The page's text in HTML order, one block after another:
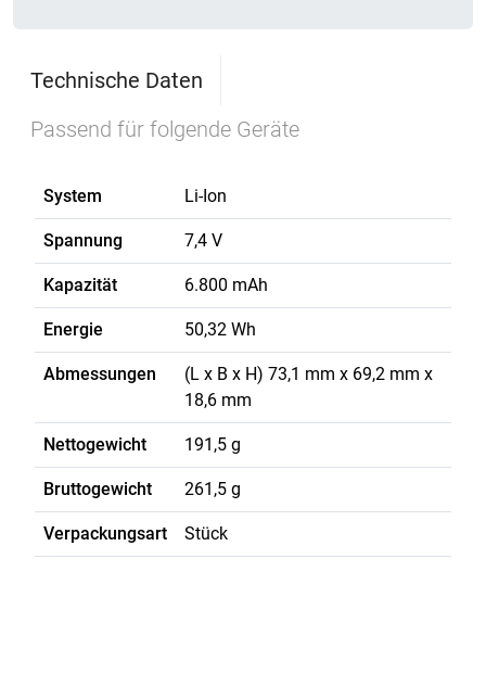
Technische Daten
Passend für folgende Geräte
System Li-Ion
Spannung 7,4 V
Kapazität 6.800 mAh
Energie 50,32 Wh
Abmessungen
(L x B x H) 73,1 mm x 69,2 mm x
18,6 mm
Nettogewicht 191,5 g
Bruttogewicht 261,5 g
Verpackungsart Stück